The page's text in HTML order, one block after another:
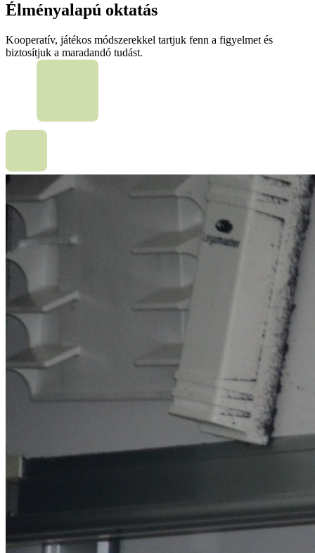
Élményalapú oktatás
Kooperatív, játékos módszerekkel tartjuk fenn a figyelmet és
biztosítjuk a maradandó tudást.